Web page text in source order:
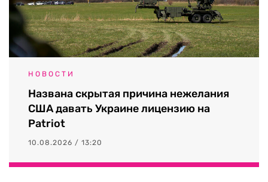
НОВОСТИ
Названа скрытая причина нежелания
США давать Украине лицензию на
Patriot
10.08.2026 / 13:20